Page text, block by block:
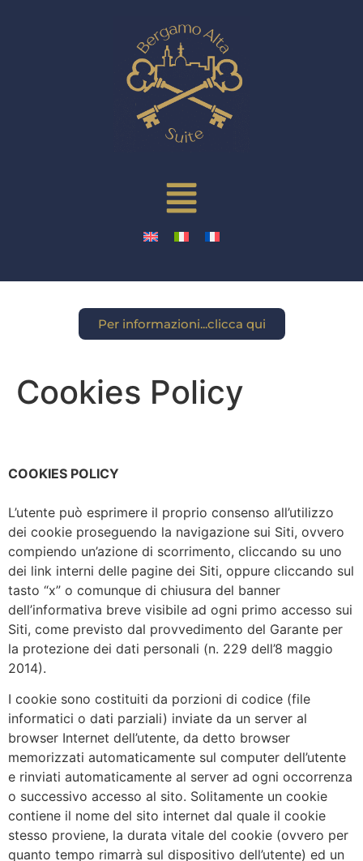
Per informazioni...clicca qui
Cookies Policy
COOKIES POLICY
L’utente può esprimere il proprio consenso all’utilizzo
dei cookie proseguendo la navigazione sui Siti, ovvero
compiendo un’azione di scorrimento, cliccando su uno
dei link interni delle pagine dei Siti, oppure cliccando sul
tasto “x” o comunque di chiusura del banner
dell’informativa breve visibile ad ogni primo accesso sui
Siti, come previsto dal provvedimento del Garante per
la protezione dei dati personali (n. 229 dell’8 maggio
2014).
I cookie sono costituiti da porzioni di codice (file
informatici o dati parziali) inviate da un server al
browser Internet dell’utente, da detto browser
memorizzati automaticamente sul computer dell’utente
e rinviati automaticamente al server ad ogni occorrenza
o successivo accesso al sito. Solitamente un cookie
contiene il nome del sito internet dal quale il cookie
stesso proviene, la durata vitale del cookie (ovvero per
quanto tempo rimarrà sul dispositivo dell’utente) ed un